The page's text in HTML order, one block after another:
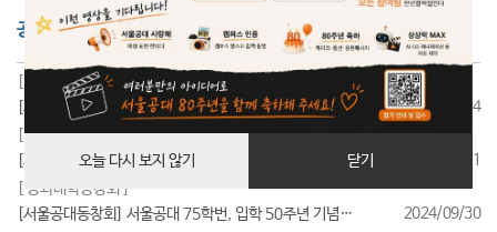
오늘 다시 보지 않기 닫기
공지사항 더보기
[ 공과대학동창회 ]
[서울공대동창회] 서울공대 85학번, 입학 40주년 기념행사 성료
2025/07/24
[ 공과대학동창회 ]
[서울공대동창회] 서울공대 95학번, 입학 30주년 기념행사 성료
2025/07/11
[ 공과대학동창회 ]
[서울공대동창회] 서울공대 75학번, 입학 50주년 기념행사 성료
2024/09/30